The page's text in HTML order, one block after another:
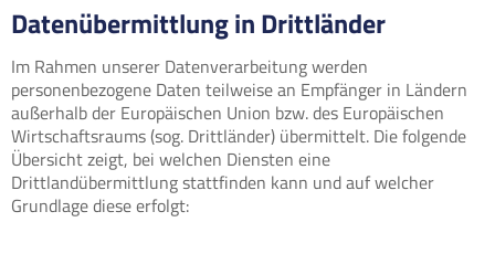
Datenübermittlung in Drittländer
Im Rahmen unserer Datenverarbeitung werden
personenbezogene Daten teilweise an Empfänger in Ländern
außerhalb der Europäischen Union bzw. des Europäischen
Wirtschaftsraums (sog. Drittländer) übermittelt. Die folgende
Übersicht zeigt, bei welchen Diensten eine
Drittlandübermittlung stattfinden kann und auf welcher
Grundlage diese erfolgt: